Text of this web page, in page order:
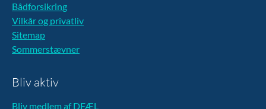
Bådforsikring
Vilkår og privatliv
Sitemap
Sommerstævner
Bliv aktiv
Bliv medlem af DFÆL